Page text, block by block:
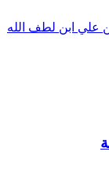
ابن لطف الله